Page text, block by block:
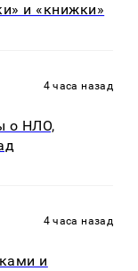
и «книжки»
4 часа назад
о НЛО,
4 часа назад
и